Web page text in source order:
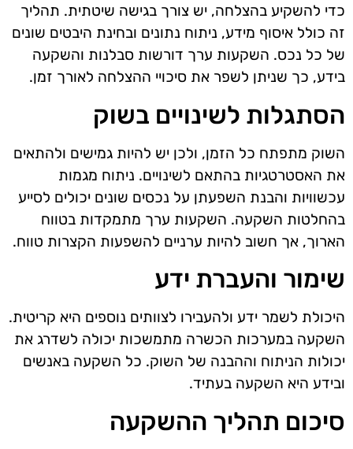
כדי להשקיע בהצלחה, יש צורך בגישה שיטתית. תהליך
זה כולל איסוף מידע, ניתוח נתונים ובחינת היבטים שונים
של כל נכס. השקעות ערך דורשות סבלנות והשקעה
בידע, כך שניתן לשפר את סיכויי ההצלחה לאורך זמן.
הסתגלות לשינויים בשוק
השוק מתפתח כל הזמן, ולכן יש להיות גמישים ולהתאים
את האסטרטגיות בהתאם לשינויים. ניתוח מגמות
עכשוויות והבנת השפעתן על נכסים שונים יכולים לסייע
בהחלטות השקעה. השקעות ערך מתמקדות בטווח
הארוך, אך חשוב להיות ערניים להשפעות הקצרות טווח.
שימור והעברת ידע
היכולת לשמר ידע ולהעבירו לצוותים נוספים היא קריטית.
השקעה במערכות הכשרה מתמשכות יכולה לשדרג את
יכולות הניתוח וההבנה של השוק. כל השקעה באנשים
ובידע היא השקעה בעתיד.
סיכום תהליך ההשקעה